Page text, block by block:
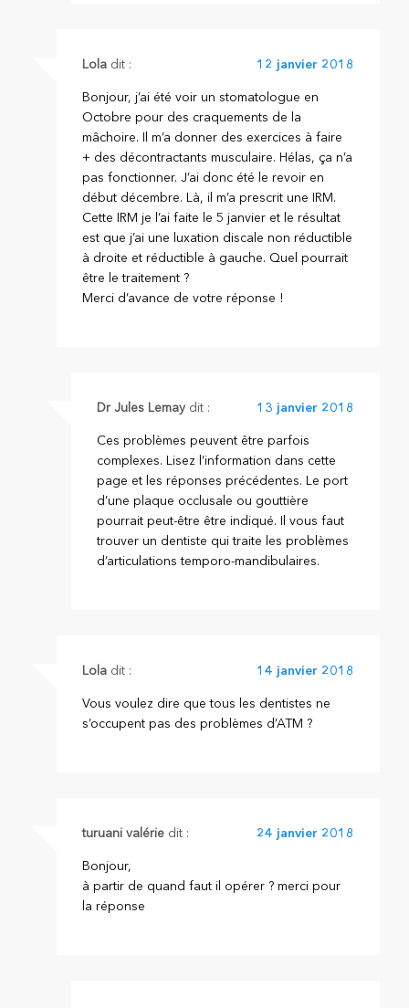
Lola dit : 12 janvier 2018
Bonjour, j’ai été voir un stomatologue en
Octobre pour des craquements de la
mâchoire. Il m’a donner des exercices à faire
+ des décontractants musculaire. Hélas, ça n’a
pas fonctionner. J’ai donc été le revoir en
début décembre. Là, il m’a prescrit une IRM.
Cette IRM je l’ai faite le 5 janvier et le résultat
est que j’ai une luxation discale non réductible
à droite et réductible à gauche. Quel pourrait
être le traitement ?
Merci d’avance de votre réponse !
Dr Jules Lemay dit : 13 janvier 2018
Ces problèmes peuvent être parfois
complexes. Lisez l’information dans cette
page et les réponses précédentes. Le port
d’une plaque occlusale ou gouttière
pourrait peut-être être indiqué. Il vous faut
trouver un dentiste qui traite les problèmes
d’articulations temporo-mandibulaires.
Lola dit : 14 janvier 2018
Vous voulez dire que tous les dentistes ne
s’occupent pas des problèmes d’ATM ?
turuani valérie dit : 24 janvier 2018
Bonjour,
à partir de quand faut il opérer ? merci pour
la réponse